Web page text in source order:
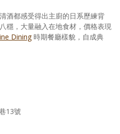
酒都感受得出主廚的日系歷練背
穩，大量融入在地食材，價格表現
Dining時期餐廳樣貌，自成典
13號